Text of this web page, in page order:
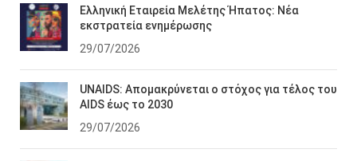
Ελληνική Εταιρεία Μελέτης Ήπατος: Νέα
εκστρατεία ενημέρωσης
29/07/2026
UNAIDS: Απομακρύνεται ο στόχος για τέλος του
AIDS έως το 2030
29/07/2026